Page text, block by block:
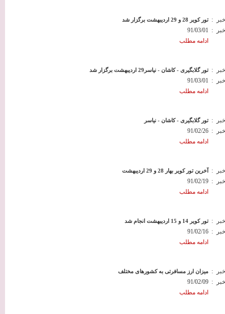
تور کویر 28 و 29 اردیبهشت برگزار شد :
91/03/01 :
ادامه مطلب
تور گلابگیری - کاشان - نیاسر29 اردیبهشت برگزار شد :
91/03/01 :
ادامه مطلب
تور گلابگیری - کاشان - نیاسر :
91/02/26 :
ادامه مطلب
آخرین تور کویر بهار 28 و 29 اردیبهشت :
91/02/19 :
ادامه مطلب
تور کویر 14 و 15 اردیبهشت انجام شد :
91/02/16 :
ادامه مطلب
میزان ارز مسافرتی به کشورهای مختلف :
91/02/09 :
ادامه مطلب